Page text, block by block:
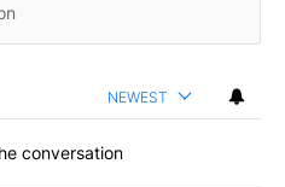
NEWEST
conversation